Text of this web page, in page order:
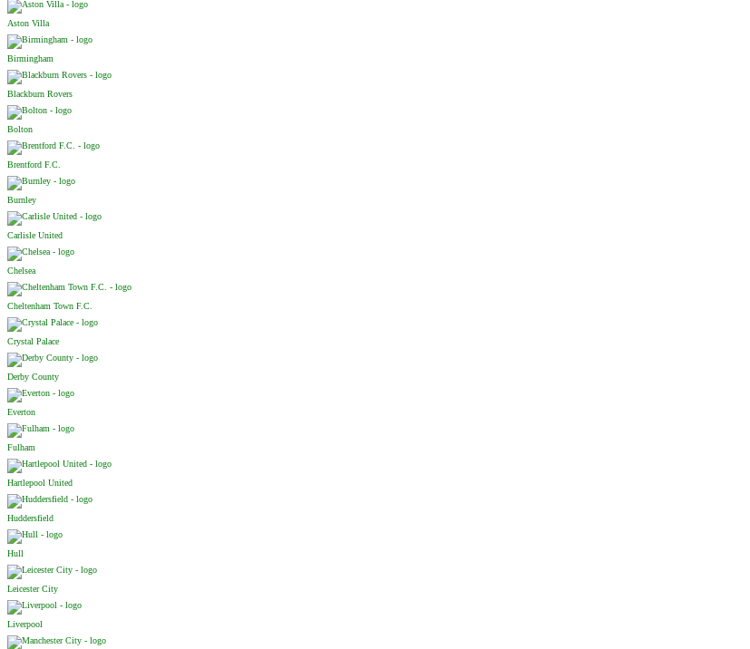
Aston Villa
Birmingham
Blackburn Rovers
Bolton
Brentford F.C.
Burnley
Carlisle United
Chelsea
Cheltenham Town F.C.
Crystal Palace
Derby County
Everton
Fulham
Hartlepool United
Huddersfield
Hull
Leicester City
Liverpool